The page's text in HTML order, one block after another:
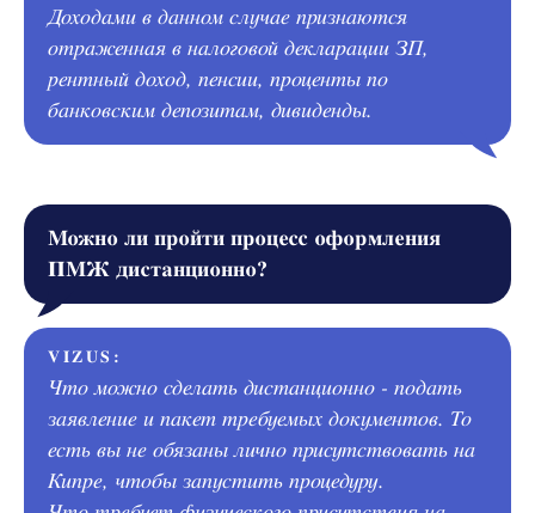
Доходами в данном случае признаются
отраженная в налоговой декларации ЗП,
рентный доход, пенсии, проценты по
банковским депозитам, дивиденды.
Можно ли пройти процесс оформления
ПМЖ дистанционно?
VIZUS:
Что можно сделать дистанционно - подать
заявление и пакет требуемых документов. То
есть вы не обязаны лично присутствовать на
Кипре, чтобы запустить процедуру.